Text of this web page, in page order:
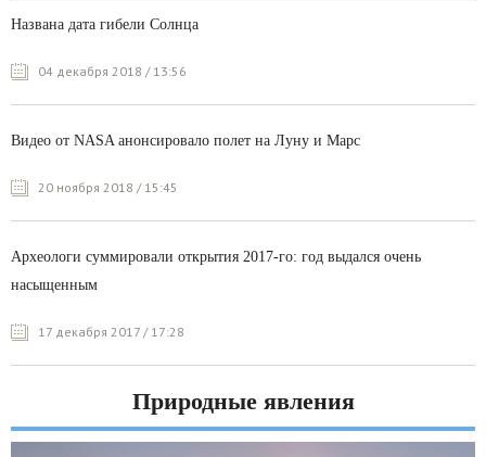
Названа дата гибели Солнца
04 декабря 2018 / 13:56
Видео от NASA анонсировало полет на Луну и Марс
20 ноября 2018 / 15:45
Археологи суммировали открытия 2017-го: год выдался очень
насыщенным
17 декабря 2017 / 17:28
Природные явления